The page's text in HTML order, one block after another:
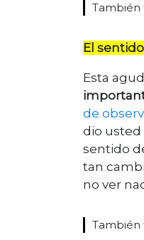
También
El
Esta
de
dio usted
sentido
tan
no ver
También